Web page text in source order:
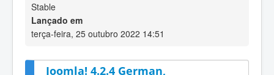
Stable
Lançado em
terça-feira, 25 outubro 2022 14:51
Joomla! 4.2.4 German,